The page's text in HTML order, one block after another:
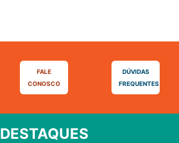
FALE
CONOSCO
DÚVIDAS
FREQUENTES
DESTAQUES